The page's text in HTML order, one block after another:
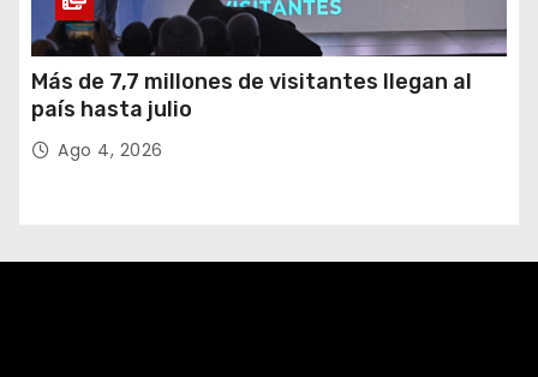
Más de 7,7 millones de visitantes llegan al
país hasta julio
Ago 4, 2026